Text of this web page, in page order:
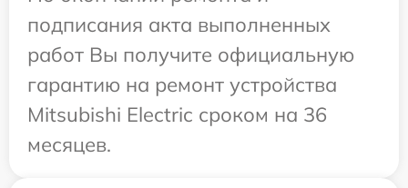
подписания акта выполненных
работ Вы получите официальную
гарантию на ремонт устройства
Mitsubishi Electric сроком на 36
месяцев.